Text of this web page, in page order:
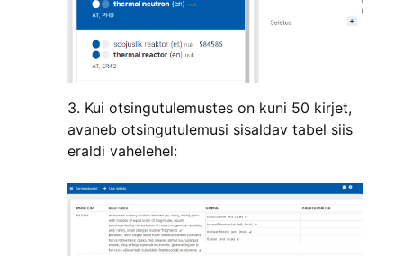
3. Kui otsingutulemustes on kuni 50 kirjet,
avaneb otsingutulemusi sisaldav tabel siis
eraldi vahelehel: